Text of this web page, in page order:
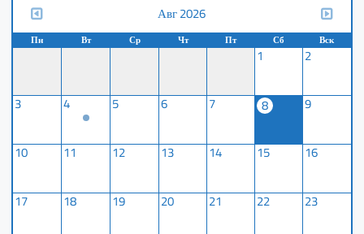
Авг 2026
Пн Вт Ср Чт Пт Сб Вск
1 2
3 4 5 6 7 8 9
10 11 12 13 14 15 16
17 18 19 20 21 22 23